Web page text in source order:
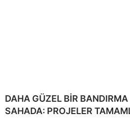
DAHA GÜZEL BİR BANDIRMA
SAHADA: PROJELER